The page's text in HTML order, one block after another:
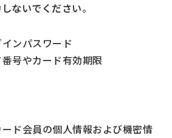
ないでください。
ンパスワード
号やカード有効期限
ド会員の個人情報および機密情